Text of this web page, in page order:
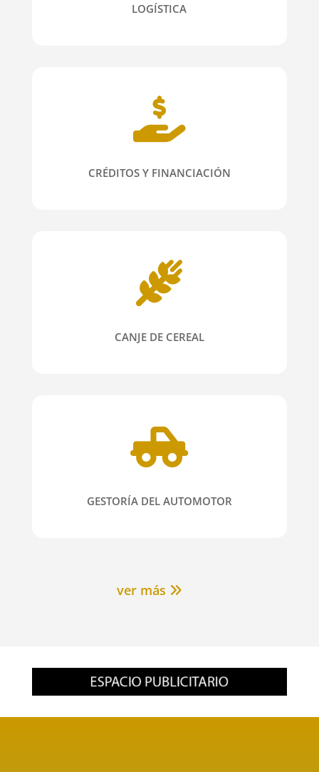
LOGÍSTICA
CRÉDITOS Y FINANCIACIÓN
CANJE DE CEREAL
GESTORÍA DEL AUTOMOTOR
ver más